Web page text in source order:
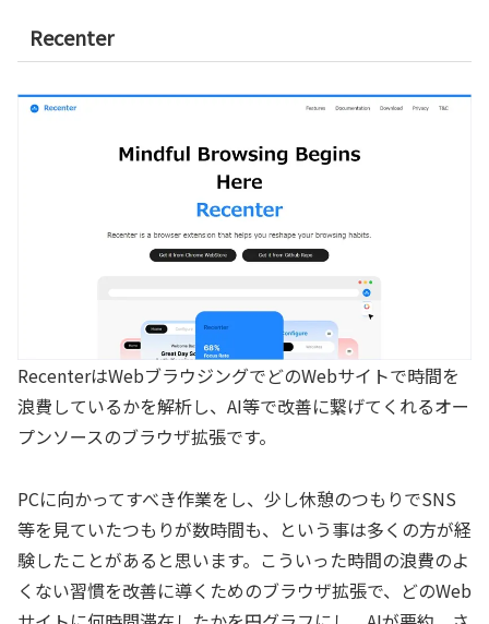
Recenter
RecenterはWebブラウジングでどのWebサイトで時間を
浪費しているかを解析し、AI等で改善に繋げてくれるオー
プンソースのブラウザ拡張です。
PCに向かってすべき作業をし、少し休憩のつもりでSNS
等を見ていたつもりが数時間も、という事は多くの方が経
験したことがあると思います。こういった時間の浪費のよ
くない習慣を改善に導くためのブラウザ拡張で、どのWeb